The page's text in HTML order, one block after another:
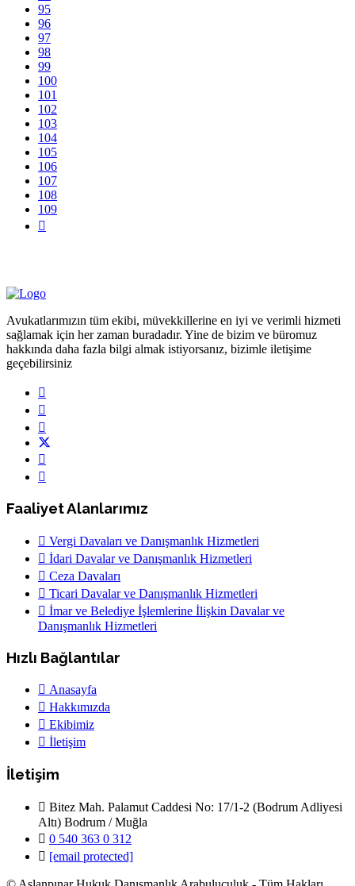
95
96
97
98
99
100
101
102
103
104
105
106
107
108
109
Avukatlarımızın tüm ekibi, müvekkillerine en iyi ve verimli hizmeti
sağlamak için her zaman buradadır. Yine de bizim ve büromuz
hakkında daha fazla bilgi almak istiyorsanız, bizimle iletişime
geçebilirsiniz
Faaliyet Alanlarımız
Vergi Davaları ve Danışmanlık Hizmetleri
İdari Davalar ve Danışmanlık Hizmetleri
Ceza Davaları
Ticari Davalar ve Danışmanlık Hizmetleri
İmar ve Belediye İşlemlerine İlişkin Davalar ve
Danışmanlık Hizmetleri
Hızlı Bağlantılar
Anasayfa
Hakkımızda
Ekibimiz
İletişim
İletişim
Bitez Mah. Palamut Caddesi No: 17/1-2 (Bodrum Adliyesi
Altı) Bodrum / Muğla
0 540 363 0 312
[email protected]